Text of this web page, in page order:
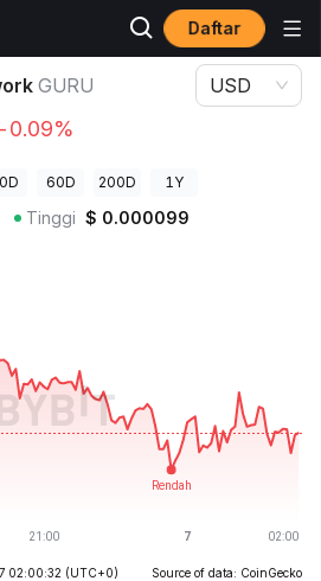
Daftar
GURU
-0.09%
USD
60D 200D 1Y
Tinggi $ 0.000099
02:00:32 (UTC+0) Source of data: CoinGecko